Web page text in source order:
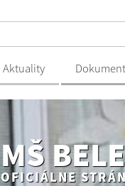
Aktuality
MŠ
OFICIÁLNE